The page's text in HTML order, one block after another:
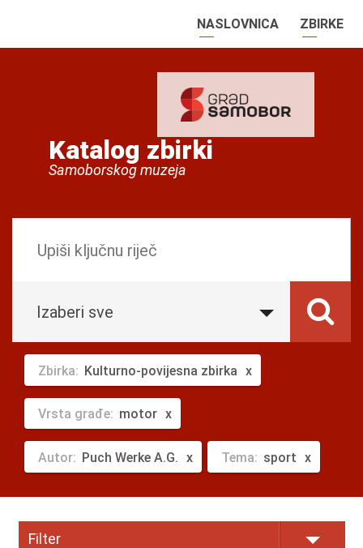
NASLOVNICA ZBIRKE
Katalog zbirki
Samoborskog muzeja
Izaberi sve
Zbirka: Kulturno-povijesna zbirka
Vrsta građe: motor
Autor: Puch Werke A.G. Tema: sport
Filter